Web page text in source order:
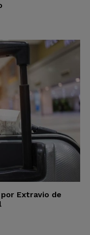
Extravio de